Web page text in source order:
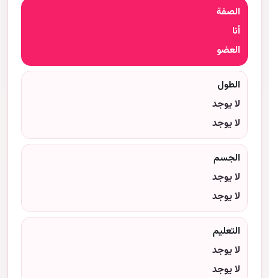
الصفة
أنا
العضو
الطول
لا يوجد
لا يوجد
الجسم
لا يوجد
لا يوجد
التعليم
لا يوجد
لا يوجد